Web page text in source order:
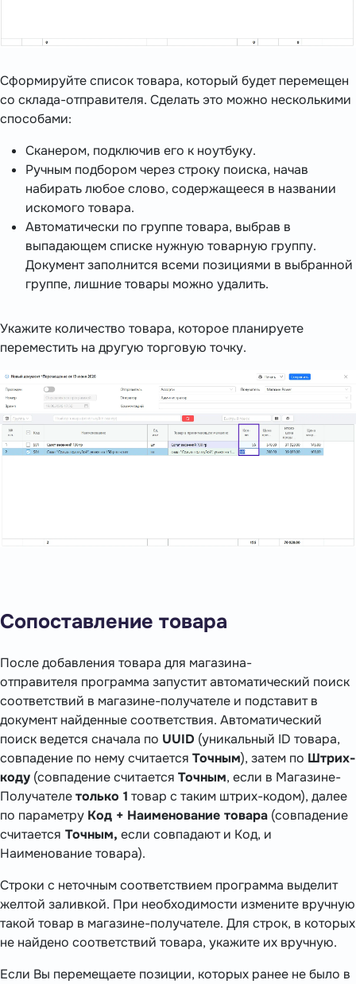
Сформируйте список товара, который будет перемещен
со склада-отправителя. Сделать это можно несколькими
способами:
Сканером, подключив его к ноутбуку.
Ручным подбором через строку поиска, начав
набирать любое слово, содержащееся в названии
искомого товара.
Автоматически по группе товара, выбрав в
выпадающем списке нужную товарную группу.
Документ заполнится всеми позициями в выбранной
группе, лишние товары можно удалить.
Укажите количество товара, которое планируете
переместить на другую торговую точку.
Сопоставление товара
После добавления товара для магазина-
отправителя программа запустит автоматический поиск
соответствий в магазине-получателе и подставит в
документ найденные соответствия. Автоматический
поиск ведется сначала по UUID (уникальный ID товара,
совпадение по нему считается Точным), затем по Штрих-
коду (совпадение считается Точным, если в Магазине-
Получателетолько 1 товар с таким штрих-кодом), далее
по параметру Код + Наименование товара (совпадение
считается Точным, если совпадают и Код, и
Наименование товара).
Строки с неточным соответствием программа выделит
желтой заливкой. При необходимости измените вручную
такой товар в магазине-получателе. Для строк, в которых
не найдено соответствий товара, укажите их вручную.
Если Вы перемещаете позиции, которых ранее не было в